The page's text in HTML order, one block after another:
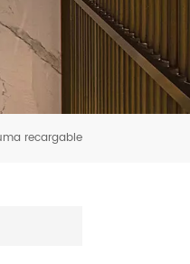
Español
中文
recargable